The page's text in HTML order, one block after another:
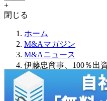
+
閉じる
ホーム
M&Aマガジン
M&Aニュース
伊藤忠商事、100％出